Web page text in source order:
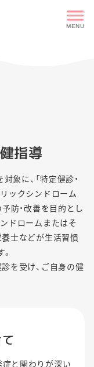
指導
象に、「特定健診・
ックシンドローム
防・改善を目的とし
ドロームまたはそ
士などが生活習慣
を受け、ご自身の健
症と関わりが深い